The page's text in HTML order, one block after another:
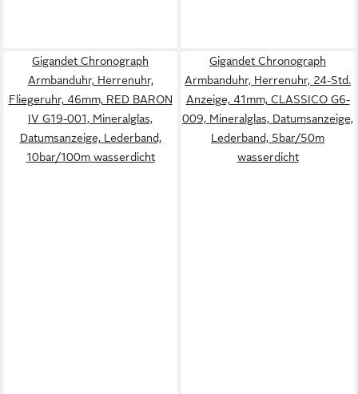
Gigandet Chronograph
Armbanduhr, Herrenuhr,
Fliegeruhr, 46mm, RED BARON
IV G19-001, Mineralglas,
Datumsanzeige, Lederband,
10bar/100m wasserdicht
Gigandet Chronograph
Armbanduhr, Herrenuhr, 24-Std.
Anzeige, 41mm, CLASSICO G6-
009, Mineralglas, Datumsanzeige,
Lederband, 5bar/50m
wasserdicht